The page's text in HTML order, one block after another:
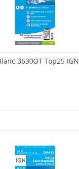
3630OT Top25 IGN